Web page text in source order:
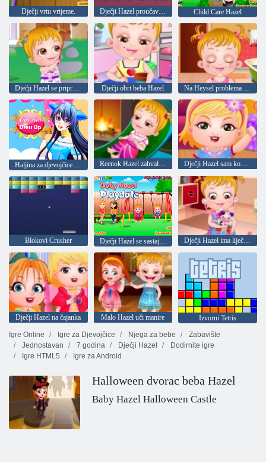
Dječji vrtu vrijeme. Dječji Hazel proučava oblik Child Care Hazel
Dječji Hazel se priprema za party u dvorištu Dječji obrt beba Hazel Na Heysel problema dječje kože
Reenok Hazel zahvalnosti dan Dječji Hazel sam kod kuće
Blokovi Crusher Dječji Hazel se sastaje s prijateljima Dječji Hazel ima liječnika
Dječji Hazel na čajanka Malo Hazel uči manire
Izvorni Tetris
Igre Online
Igre za Djevojčice Njega za bebe
Zabavište
Jednostavan
7 godina Dječji Hazel
Dodirnite igre
Igre HTML5
Igre za Android
Halloween dvorac beba Hazel
Baby Hazel Halloween Castle